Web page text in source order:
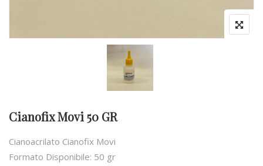
Cianofix Movi 50 GR
Cianoacrilato Cianofix Movi
Formato Disponibile: 50 gr